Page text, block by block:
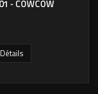
- COWCOW
Détails